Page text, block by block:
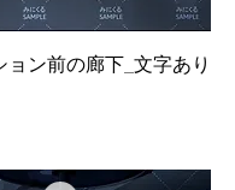
ン前の廊下_文字あり